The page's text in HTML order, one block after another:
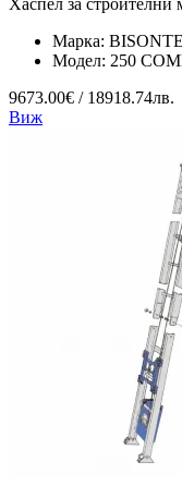
Марка: BISONTE
Модел: 250
9673.00€ / 18918.74лв.
Виж